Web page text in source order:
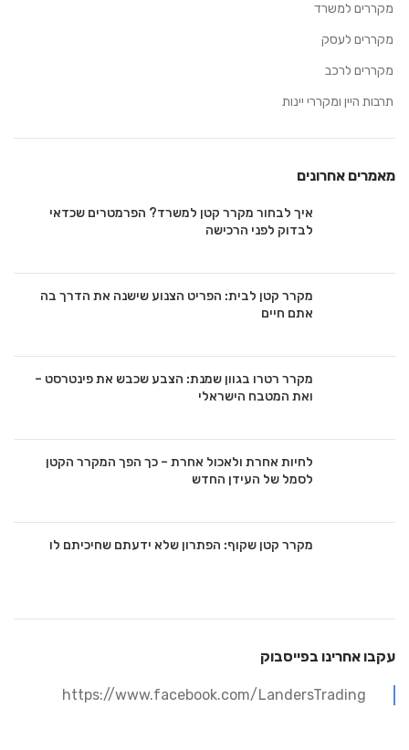
מקררים למשרד
מקררים לעסק
מקררים לרכב
תרבות היין ומקררי יינות
מאמרים אחרונים
איך לבחור מקרר קטן למשרד? הפרמטרים שכדאי
לבדוק לפני הרכישה
מקרר קטן לבית: הפריט הצנוע שישנה את הדרך בה
אתם חיים
מקרר רטרו בגוון שמנת: הצבע שכבש את פינטרסט –
ואת המטבח הישראלי
לחיות אחרת ולאכול אחרת – כך הפך המקרר הקטן
לסמל של העידן החדש
מקרר קטן שקוף: הפתרון שלא ידעתם שחיכיתם לו
עקבו אחרינו בפייסבוק
https://www.facebook.com/LandersTrading